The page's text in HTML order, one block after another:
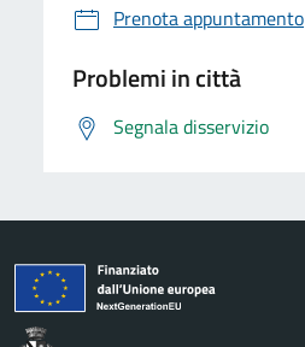
Prenota appuntamento
Problemi in città
Segnala disservizio